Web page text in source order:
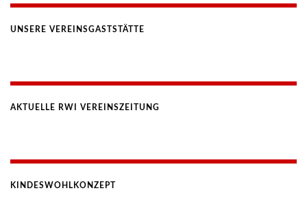
UNSERE VEREINSGASTSTÄTTE
AKTUELLE RWI VEREINSZEITUNG
KINDESWOHLKONZEPT